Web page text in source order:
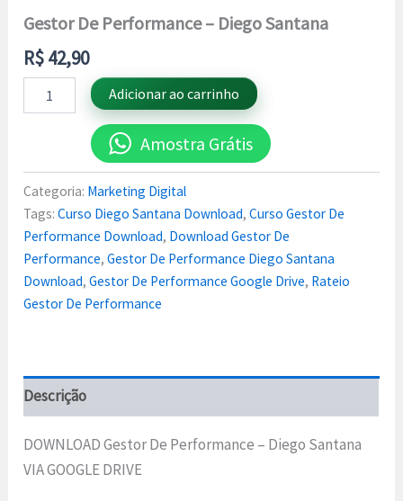
Gestor De Performance – Diego Santana
R$42,90
Adicionar ao carrinho
Amostra Grátis
Categoria: Marketing Digital
Tags:Curso Diego Santana Download,Curso Gestor De
Performance Download, Download Gestor De
Performance,Gestor De Performance Diego Santana
Download,Gestor De Performance Google Drive, Rateio
Gestor De Performance
Descrição
DOWNLOAD Gestor De Performance – Diego Santana
VIA GOOGLE DRIVE